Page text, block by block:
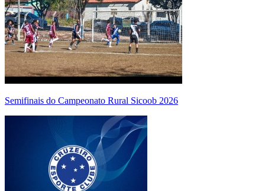
Semifinais do Campeonato Rural Sicoob 2026